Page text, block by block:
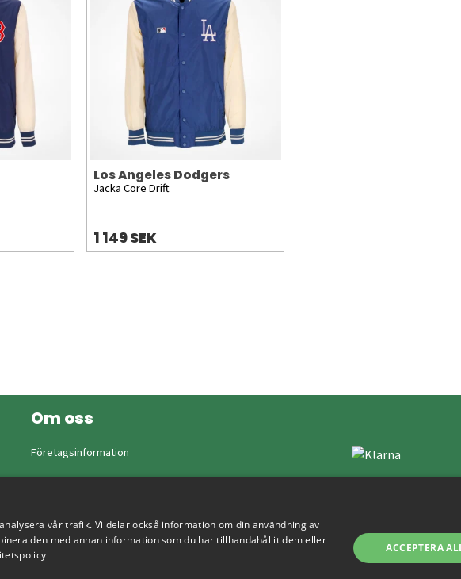
Los Angeles Dodgers
Jacka Core Drift
1 149 SEK
Om oss
Företagsinformation
Copyright © 2019 This
vår trafik. Vi delar också information om din användning av
den med annan information som du har tillhandahållit dem eller
ACCEPTERA